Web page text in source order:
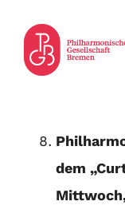
Inhalt
springen
dem